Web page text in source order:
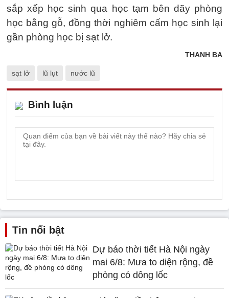
sắp xếp học sinh qua học tạm bên dãy phòng
học bằng gỗ, đồng thời nghiêm cấm học sinh lại
gần phòng học bị sạt lở.
THANH BA
sạt lở lũ lụt nước lũ
Bình luận
Tin nổi bật
Dự báo thời tiết Hà Nội ngày
mai 6/8: Mưa to diện rộng, đề
phòng có dông lốc